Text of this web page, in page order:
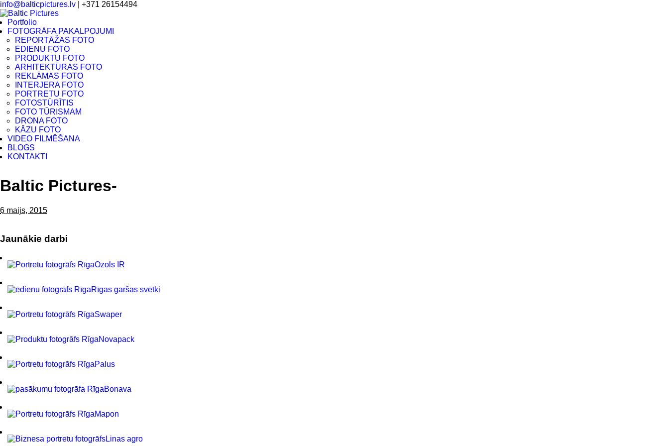
info@balticpictures.lv | +371 26154494
Portfolio
FOTOGRĀFA PAKALPOJUMI
REPORTĀŽAS FOTO
ĒDIENU FOTO
PRODUKTU FOTO
ARHITEKTŪRAS FOTO
REKLĀMAS FOTO
INTERJERA FOTO
PORTRETU FOTO
FOTOSTŪRĪTIS
FOTO TŪRISMAM
DRONA FOTO
KĀZU FOTO
VIDEO FILMĒŠANA
BLOGS
KONTAKTI
Baltic Pictures-
6 maijs, 2015
Jaunākie darbi
Ozols IR
Rīgas garšas svētki
Swaper
Novapack
Palus
Bonava
Mapon
Linas agro